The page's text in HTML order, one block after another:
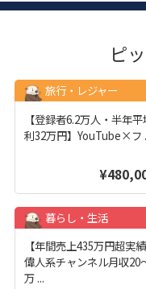
ピ
旅行・レジャー
【登録者6.2万人・半年
利32万円】YouTube×フ
暮らし・生活
【年間売上435万円超実績
偉人系チャンネル月収20
万 ...